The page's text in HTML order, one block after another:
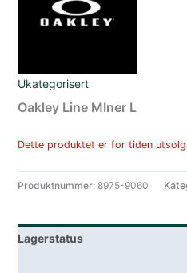
Ukategorisert
Oakley Line MIner L
Dette produktet er for tiden
Produktnummer:8975-9060
Lagerstatus